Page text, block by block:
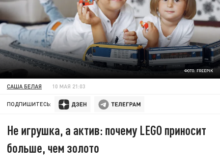
ФОТО: FREEPIK
САША БЕЛАЯ 10 МАЯ 21:03
ПОДПИШИТЕСЬ:
Не игрушка, а актив: почему LEGO приносит
больше, чем золото